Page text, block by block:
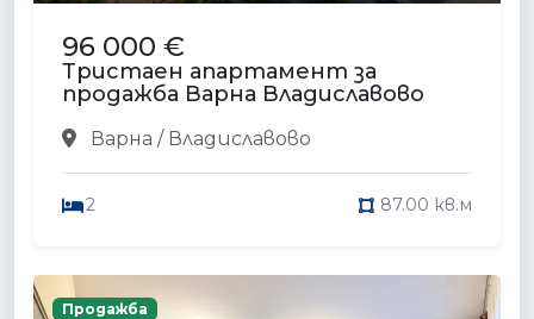
96 000 €
Тристаен апартамент за
продажба Варна Владиславово
Варна / Владиславово
2 87.00 кв.м
Продажба